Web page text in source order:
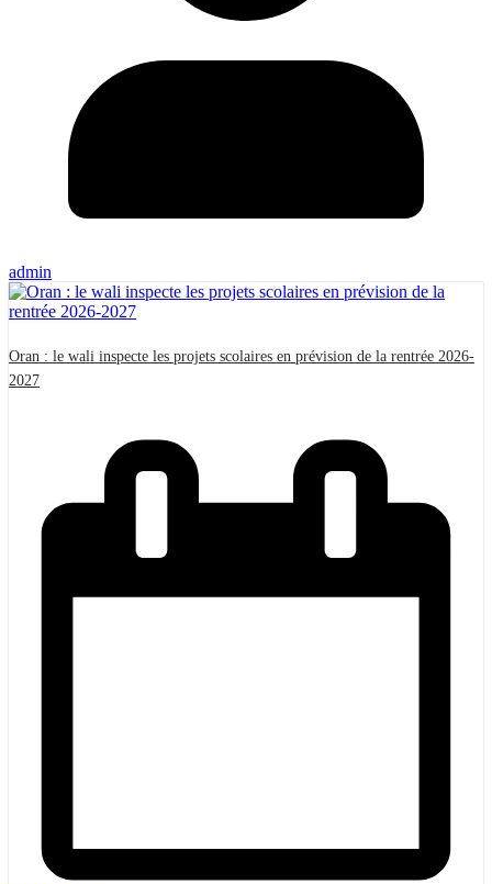
admin
Oran : le wali inspecte les projets scolaires en prévision de la rentrée 2026-
2027